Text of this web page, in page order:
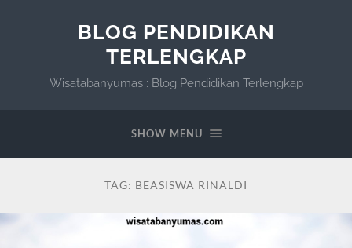
BLOG PENDIDIKAN
TERLENGKAP
Wisatabanyumas : Blog Pendidikan Terlengkap
SHOW MENU
TAG: BEASISWA RINALDI